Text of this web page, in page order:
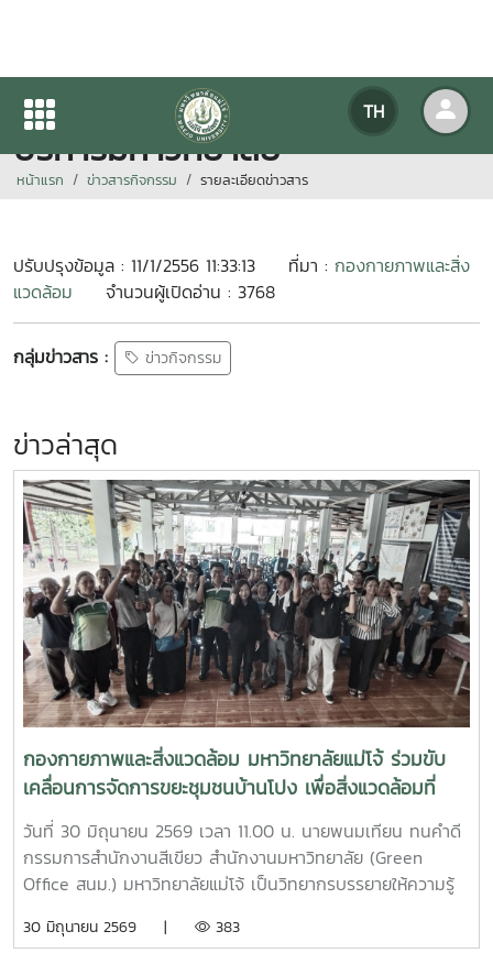
TH
ประชุมร่วมกับคณะกรรมการ
บริหารมหาวิทยาลัย
หน้าแรก ข่าวสารกิจกรรม รายละเอียดข่าวสาร
ปรับปรุงข้อมูล : 11/1/2556 11:33:13 ที่มา : กองกายภาพและสิ่ง
แวดล้อม
จำนวนผู้เปิดอ่าน : 3768
กลุ่มข่าวสาร : ข่าวกิจกรรม
ข่าวล่าสุด
กองกายภาพและสิ่งแวดล้อม มหาวิทยาลัยแม่โจ้ ร่วมขับ
เคลื่อนการจัดการขยะชุมชนบ้านโปง เพื่อสิ่งแวดล้อมที่
ยั่งยืน
วันที่ 30 มิถุนายน 2569 เวลา 11.00 น. นายพนมเทียน ทนคำดี
กรรมการสำนักงานสีเขียว สำนักงานมหาวิทยาลัย (Green
Office สนม.) มหาวิทยาลัยแม่โจ้ เป็นวิทยากรบรรยายให้ความรู้
ถ่ายทอดแนวทางการเปลี่ยนเศษอาหารและขยะอินทรีย์ให้เป็นปุ๋ย
30 มิถุนายน 2569 | 383